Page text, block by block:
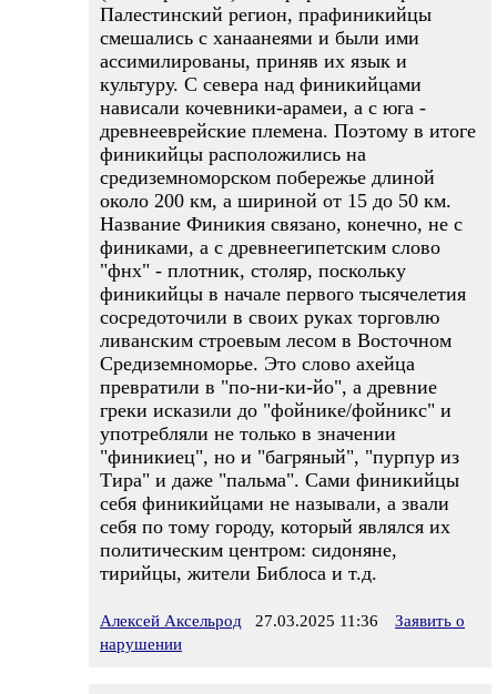
Палестинский регион, прафиникийцы
смешались с ханаанеями и были ими
ассимилированы, приняв их язык и
культуру. С севера над финикийцами
нависали кочевники-арамеи, а с юга -
древнееврейские племена. Поэтому в итоге
финикийцы расположились на
средиземноморском побережье длиной
около 200 км, а шириной от 15 до 50 км.
Название Финикия связано, конечно, не с
финиками, а с древнеегипетским слово
"фнх" - плотник, столяр, поскольку
финикийцы в начале первого тысячелетия
сосредоточили в своих руках торговлю
ливанским строевым лесом в Восточном
Средиземноморье. Это слово ахейца
превратили в "по-ни-ки-йо", а древние
греки исказили до "фойнике/фойникс" и
употребляли не только в значении
"финикиец", но и "багряный", "пурпур из
Тира" и даже "пальма". Сами финикийцы
себя финикийцами не называли, а звали
себя по тому городу, который являлся их
политическим центром: сидоняне,
тирийцы, жители Библоса и т.д.
Алексей Аксельрод 27.03.2025 11:36
Заявить о
нарушении